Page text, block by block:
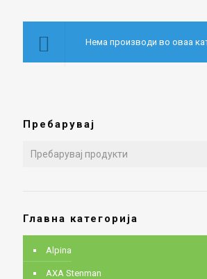
Нема производи во оваа
Пребарувај
Главна категорија
Alpina
AXA Stenman